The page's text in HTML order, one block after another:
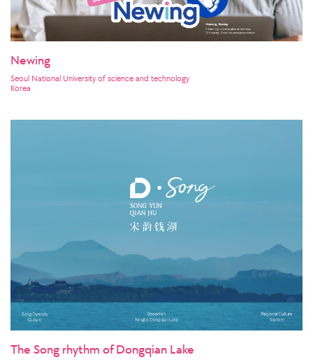
Newing
Seoul National University of science and technology
Korea
The Song rhythm of Dongqian Lake